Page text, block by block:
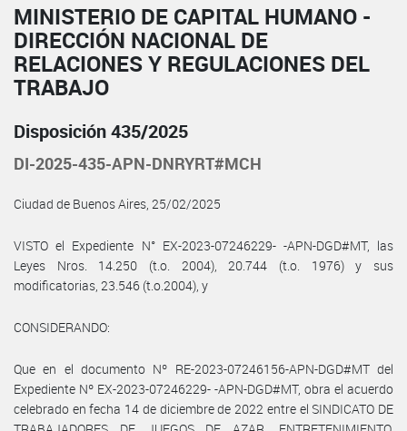
MINISTERIO DE CAPITAL HUMANO -
DIRECCIÓN NACIONAL DE
RELACIONES Y REGULACIONES DEL
TRABAJO
Disposición 435/2025
DI-2025-435-APN-DNRYRT#MCH
Ciudad de Buenos Aires, 25/02/2025
VISTO el Expediente N° EX-2023-07246229- -APN-DGD#MT, las
Leyes Nros. 14.250 (t.o. 2004), 20.744 (t.o. 1976) y sus
modificatorias, 23.546 (t.o.2004), y
CONSIDERANDO:
Que en el documento Nº RE-2023-07246156-APN-DGD#MT del
Expediente Nº EX-2023-07246229- -APN-DGD#MT, obra el acuerdo
celebrado en fecha 14 de diciembre de 2022 entre el SINDICATO DE